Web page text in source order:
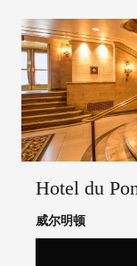
Hotel du
威尔明顿